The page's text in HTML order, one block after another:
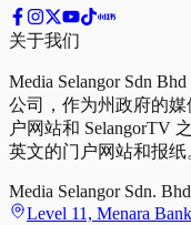
关于我们
Media Selangor Sdn
公司，作为州政府的媒
户网站和 SelangorTV
英文的门户网站和报纸
Media Selangor Sdn.
Level 11, Menara